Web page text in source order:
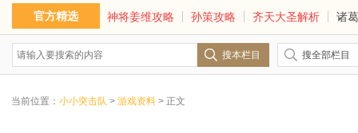
官方精选 神将姜维攻略 孙策攻略 齐天大圣解析 诸
搜本栏目 搜全部栏目
当前位置： 小小突击队 > 游戏资料 > 正文